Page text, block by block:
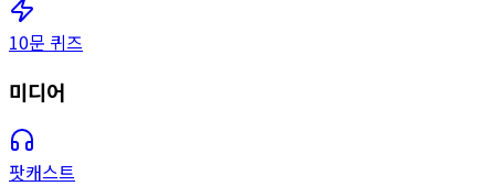
10문 퀴즈
미디어
팟캐스트